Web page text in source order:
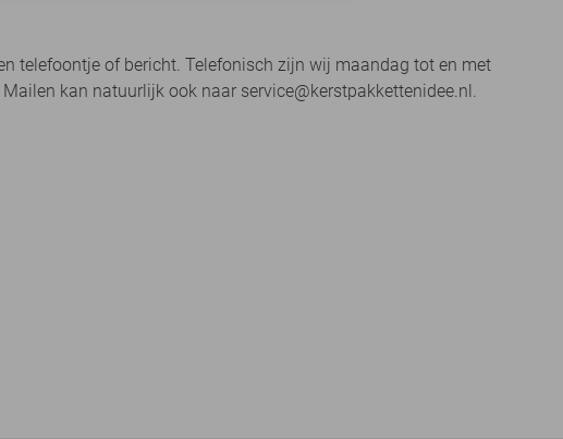
telefoontje of bericht. Telefonisch zijn wij maandag tot en met
kan natuurlijk ook naar service@kerstpakkettenidee.nl.